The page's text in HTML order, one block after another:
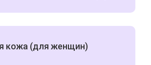
кожа (для женщин)